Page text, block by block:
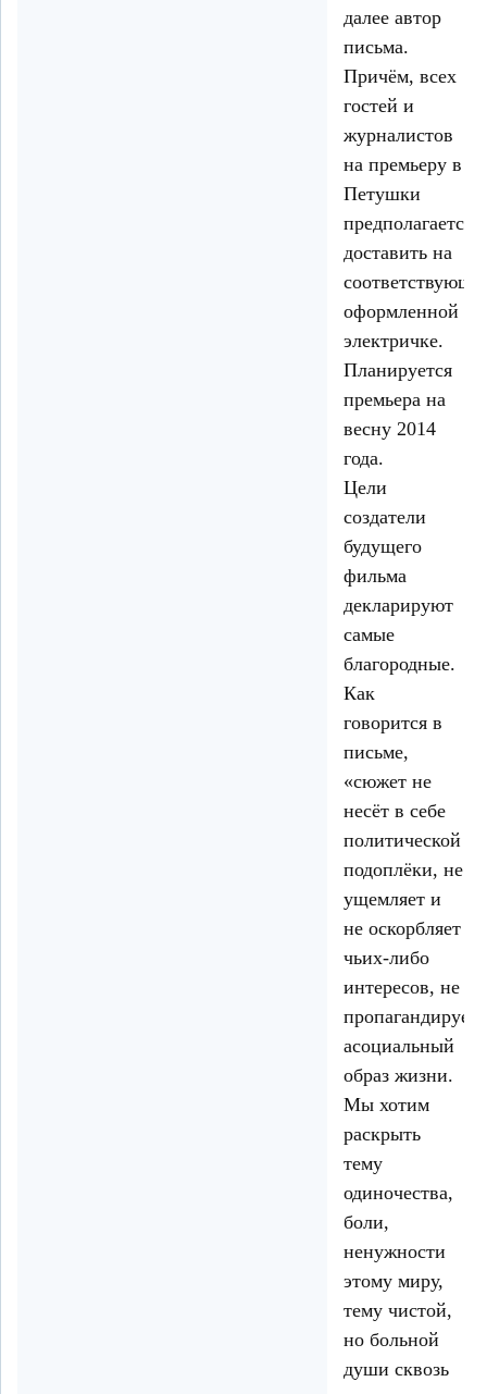
далее автор
письма.
Причём, всех
гостей и
журналистов
на премьеру в
Петушки
предполагается
доставить на
соответствующе
оформленной
электричке.
Планируется
премьера на
весну 2014
года.
Цели
создатели
будущего
фильма
декларируют
самые
благородные.
Как
говорится в
письме,
«сюжет не
несёт в себе
политической
подоплёки, не
ущемляет и
не оскорбляет
чьих-либо
интересов, не
пропагандирует
асоциальный
образ жизни.
Мы хотим
раскрыть
тему
одиночества,
боли,
ненужности
этому миру,
тему чистой,
но больной
души сквозь